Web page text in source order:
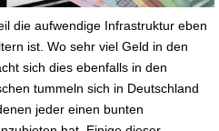
die aufwendige Infrastruktur eben
ist. Wo sehr viel Geld in den
sich dies ebenfalls in den
tummeln sich in Deutschland
jeder einen bunten